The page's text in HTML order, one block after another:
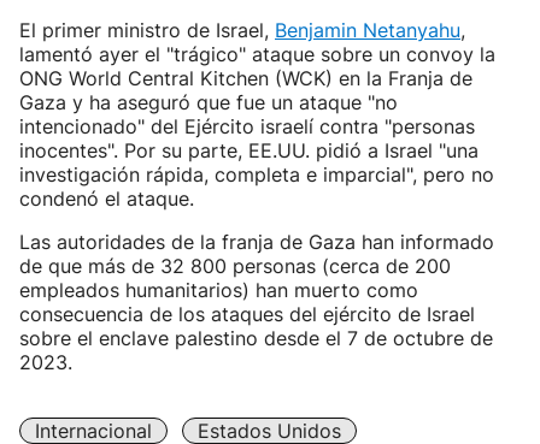
El primer ministro de Israel, Benjamin Netanyahu,
lamentó ayer el "trágico" ataque sobre un convoy la
ONG World Central Kitchen (WCK) en la Franja de
Gaza y ha aseguró que fue un ataque "no
intencionado" del Ejército israelí contra "personas
inocentes". Por su parte, EE.UU. pidió a Israel "una
investigación rápida, completa e imparcial", pero no
condenó el ataque.
Las autoridades de la franja de Gaza han informado
de que más de 32 800 personas (cerca de 200
empleados humanitarios) han muerto como
consecuencia de los ataques del ejército de Israel
sobre el enclave palestino desde el 7 de octubre de
2023.
Internacional
Estados Unidos